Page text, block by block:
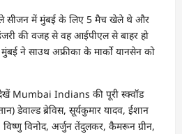
सीजन में मुंबई के लिए 5 मैच खेले थे और
की वजह से वह आईपीएल से बाहर हो
ने साउथ अफ्रीका के मार्को यानसेन को
Mumbai Indians की पूरी स्क्वॉड
डेवाल्ड ब्रेविस, सूर्यकुमार यादव, ईशान
विष्णु विनोद, अर्जुन तेंदुलकर, कैमरून ग्रीन,